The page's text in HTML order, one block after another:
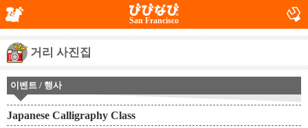
San Francisco
거리 사진집
이벤트 / 행사
Japanese Calligraphy Class